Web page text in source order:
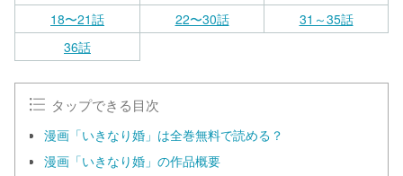
18〜21話
22〜30話
31～35話
36話
タップできる目次
漫画「いきなり婚」は全巻無料で読める？
漫画「いきなり婚」の作品概要